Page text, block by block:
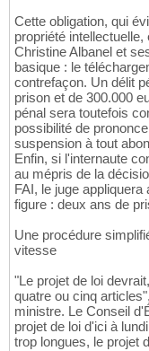
Cette obligation, qui
propriété
Christine Albanel et
basique : le
contrefaçon. Un délit
prison et de 300.000
pénal sera toutefois
possibilité de
suspension à tout
Enfin, si l'internaute
au mépris de la
FAI, le juge
figure : deux ans de
Une procédure
vitesse
"Le projet de loi
quatre ou cinq
ministre. Le Conseil
projet de loi d'ici à
trop longues, le projet